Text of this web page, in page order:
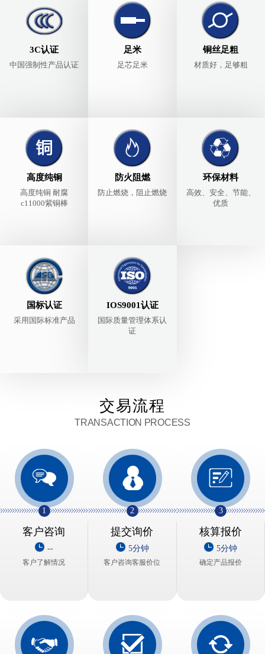
3C认证
中国强制性产品认证
足米
足芯足米
铜丝足粗
材质好，足够粗
高度纯铜
高度纯铜 耐腐
c11000紫铜棒
防火阻燃
防止燃烧，阻止燃烧
环保材料
高效、安全、节能、
优质
国标认证
采用国际标准产品
IOS9001认证
国际质量管理体系认
证
交易流程
TRANSACTION PROCESS
1
客户咨询
--
客户了解情况
2
提交询价
5分钟
客户咨询客服价位
3
核算报价
5分钟
确定产品报价